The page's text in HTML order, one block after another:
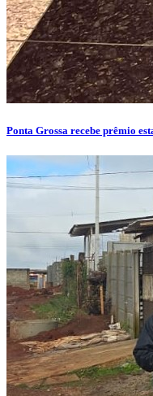
Ponta Grossa recebe prêmio